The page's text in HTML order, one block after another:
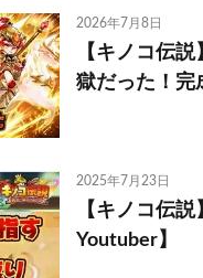
2026年7月8日
【キノコ伝
獄だった！完
2025年7月23日
【キノコ伝
Youtuber】